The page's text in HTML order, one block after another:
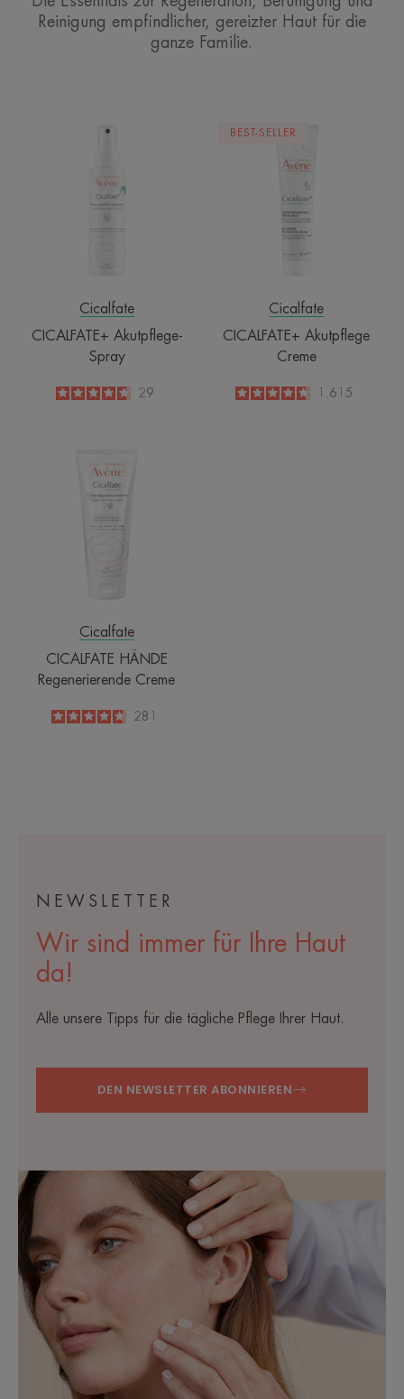
Reinigung empfindlicher, gereizter Haut für die
ganze Familie.
Cicalfate
CICALFATE+ Akutpflege-
Spray
4.7
/
5
29
Creme
BEST-SELLER
Cicalfate
CICALFATE+ Akutpflege
Creme
4.6
1.615
HÄNDE
Regenerierende
Creme
Cicalfate
CICALFATE HÄNDE
Regenerierende Creme
4.8
/
5
281
NEWSLETTER
Wir sind immer für Ihre Haut
da!
Alle unsere Tipps für die tägliche Pflege Ihrer Haut.
DEN NEWSLETTER ABONNIEREN